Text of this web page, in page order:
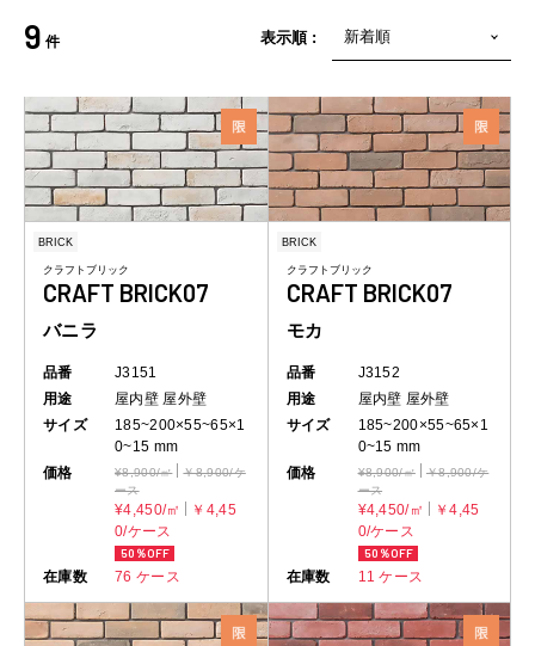
9 件 表示順 :
BRICK
クラフトブリック
CRAFT BRICK07
バニラ
品番
J3151
用途
屋内壁 屋外壁
サイズ
185~200×55~65×1
0~15 mm
価格
¥8,900/㎡
￥8,900/ケ
ース
¥4,450/㎡
￥4,45
0/ケース
50％OFF
在庫数 76 ケース
BRICK
クラフトブリック
CRAFT BRICK07
モカ
品番
J3152
用途
屋内壁 屋外壁
サイズ
185~200×55~65×1
0~15 mm
価格
¥8,900/㎡
￥8,900/ケ
ース
¥4,450/㎡
￥4,45
0/ケース
50％OFF
在庫数 11 ケース